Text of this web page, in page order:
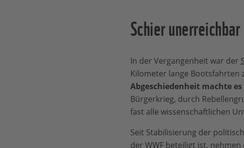
Schier
In der Vergangenheit war der
Kilometer lange Bootsfahrten
Abgeschiedenheit machte
Bürgerkrieg, durch
fast alle wissenschaftlichen
Seit Stabilisierung der
der WWF beteiligt ist,